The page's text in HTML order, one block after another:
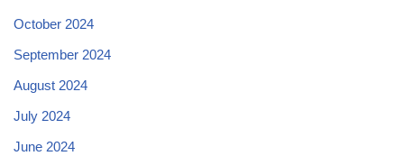
October 2024
September 2024
August 2024
July 2024
June 2024